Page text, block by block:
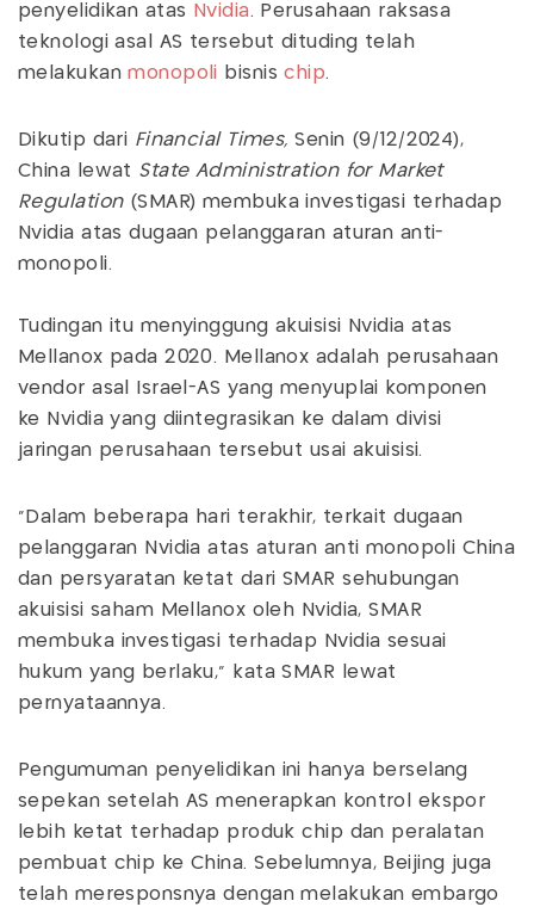
penyelidikan atas
Nvidia . Perusahaan raksasa
teknologi asal AS tersebut dituding telah
melakukanmonopoli bisnischip.
Dikutip dari Financial Times, Senin (9/12/2024),
China lewat State Administration for Market
Regulation (SMAR) membuka investigasi terhadap
Nvidia atas dugaan pelanggaran aturan anti-
monopoli.
Tudingan itu menyinggung akuisisi Nvidia atas
Mellanox pada 2020. Mellanox adalah perusahaan
vendor asal Israel-AS yang menyuplai komponen
ke Nvidia yang diintegrasikan ke dalam divisi
jaringan perusahaan tersebut usai akuisisi.
"Dalam beberapa hari terakhir, terkait dugaan
pelanggaran Nvidia atas aturan anti monopoli China
dan persyaratan ketat dari SMAR sehubungan
akuisisi saham Mellanox oleh Nvidia, SMAR
membuka investigasi terhadap Nvidia sesuai
hukum yang berlaku," kata SMAR lewat
pernyataannya.
Pengumuman penyelidikan ini hanya berselang
sepekan setelah AS menerapkan kontrol ekspor
lebih ketat terhadap produk chip dan peralatan
pembuat chip ke China. Sebelumnya, Beijing juga
telah meresponsnya dengan melakukan embargo